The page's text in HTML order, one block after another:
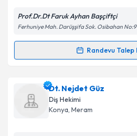
Kişisel verilerimin işlenmesine
Metni'ni okudum ve kişisel
Takvim Talebini
Prof.Dr.Dt Faruk Ayhan Başçiftçi
Ferhuniye Mah. Darüşşifa Sok. Osibahan
Randevu Talep
Randevu Takvimi Talebi
Prof. Dr. Dt. Faruk Ayhan
takvimi talebi oluşturun. Size bu
almanız için bir takvim
bilgilendireceğiz.
Dt. Nejdet Güz
Diş Hekimi
Konya, Meram